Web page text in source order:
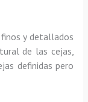
y detallados
de las cejas,
definidas pero